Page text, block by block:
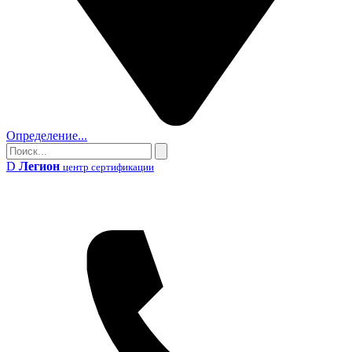
Определение...
Поиск
Поиск
D Легион центр сертификации